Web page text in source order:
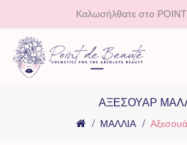
Καλωσήλθατε στο
ΑΞΕΣΟΥΆΡ
ΜΑΛΛΙΑ